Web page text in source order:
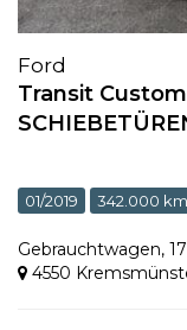
Ford
Transit
01/2019 342.000 km
Gebrauchtwagen,
4550